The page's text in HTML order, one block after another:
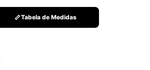
Tabela de Medidas